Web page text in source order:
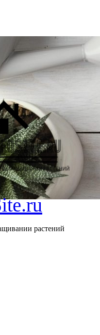
растений